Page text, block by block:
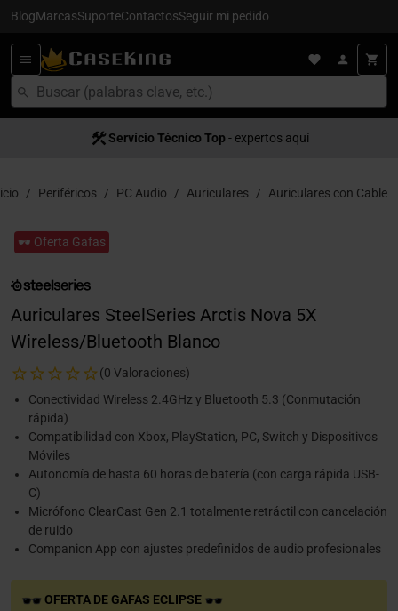
BlogMarcasSuporteContactosSeguir mi pedido
Servício Técnico Top - expertos aquí
Periféricos PC Audio Auriculares Auriculares con Cable
🕶️ Oferta Gafas
Auriculares SteelSeries Arctis Nova 5X
Wireless/Bluetooth Blanco
(0 Valoraciones)
Conectividad Wireless 2.4GHz y Bluetooth 5.3 (Conmutación
rápida)
Compatibilidad con Xbox, PlayStation, PC, Switch y Dispositivos
Móviles
Autonomía de hasta 60 horas de batería (con carga rápida USB-
C)
Micrófono ClearCast Gen 2.1 totalmente retráctil con cancelación
de ruido
Companion App con ajustes predefinidos de audio profesionales
OFERTA DE GAFAS ECLIPSE